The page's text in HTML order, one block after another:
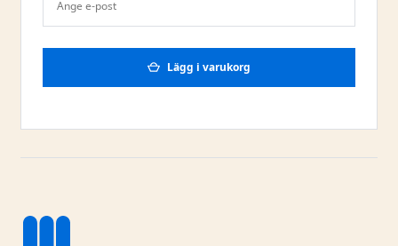
Lägg i varukorg